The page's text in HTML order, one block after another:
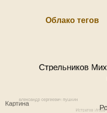
Облако тегов